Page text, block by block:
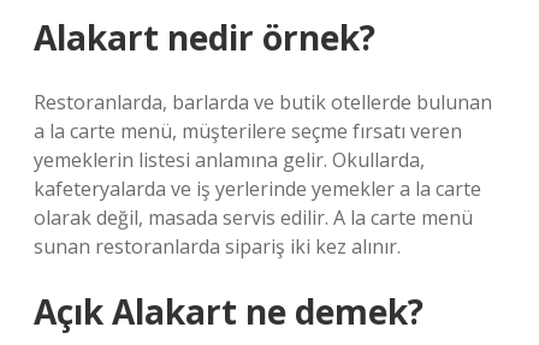
Alakart nedir örnek?
Restoranlarda, barlarda ve butik otellerde bulunan
a la carte menü, müşterilere seçme fırsatı veren
yemeklerin listesi anlamına gelir. Okullarda,
kafeteryalarda ve iş yerlerinde yemekler a la carte
olarak değil, masada servis edilir. A la carte menü
sunan restoranlarda sipariş iki kez alınır.
Açık Alakart ne demek?